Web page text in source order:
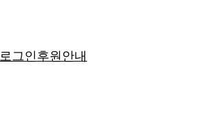
로그인후원안내